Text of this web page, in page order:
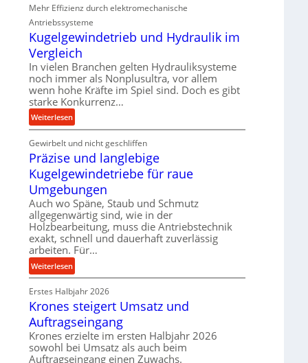
o
n
i
n
d
e
n
M
i
t
t
e
l
t
a
n
d
o
m
p
a
k
t
e
U
l
t
s
c
h
a
l
l
s
e
n
s
o
r
e
n
Mehr Effizienz durch elektromechanische
Antriebssysteme
Kugelgewindetrieb und Hydraulik im
Vergleich
In vielen Branchen gelten Hydrauliksysteme
noch immer als Nonplusultra, vor allem
wenn hohe Kräfte im Spiel sind. Doch es gibt
starke Konkurrenz…
Weiterlesen:
K
u
g
l
g
e
w
i
n
d
e
t
r
i
e
b
u
Gewirbelt und nicht geschliffen
Präzise und langlebige
Kugelgewindetriebe für raue
Umgebungen
Auch wo Späne, Staub und Schmutz
allgegenwärtig sind, wie in der
Holzbearbeitung, muss die Antriebstechnik
exakt, schnell und dauerhaft zuverlässig
arbeiten. Für…
Weiterlesen:
P
r
ä
i
s
e
Erstes Halbjahr 2026
Krones steigert Umsatz und
Auftragseingang
Krones erzielte im ersten Halbjahr 2026
sowohl bei Umsatz als auch beim
Auftragseingang einen Zuwachs.